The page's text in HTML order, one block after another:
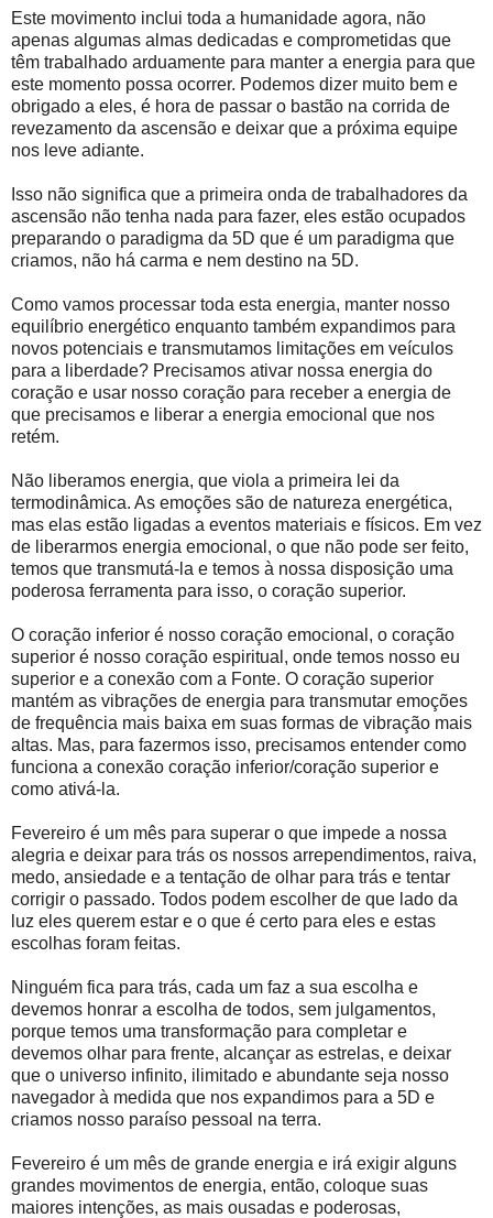
Este movimento inclui toda a humanidade agora, não
apenas algumas almas dedicadas e comprometidas que
têm trabalhado arduamente para manter a energia para que
este momento possa ocorrer. Podemos dizer muito bem e
obrigado a eles, é hora de passar o bastão na corrida de
revezamento da ascensão e deixar que a próxima equipe
nos leve adiante.
Isso não significa que a primeira onda de trabalhadores da
ascensão não tenha nada para fazer, eles estão ocupados
preparando o paradigma da 5D que é um paradigma que
criamos, não há carma e nem destino na 5D.
Como vamos processar toda esta energia, manter nosso
equilíbrio energético enquanto também expandimos para
novos potenciais e transmutamos limitações em veículos
para a liberdade? Precisamos ativar nossa energia do
coração e usar nosso coração para receber a energia de
que precisamos e liberar a energia emocional que nos
retém.
Não liberamos energia, que viola a primeira lei da
termodinâmica. As emoções são de natureza energética,
mas elas estão ligadas a eventos materiais e físicos. Em vez
de liberarmos energia emocional, o que não pode ser feito,
temos que transmutá-la e temos à nossa disposição uma
poderosa ferramenta para isso, o coração superior.
O coração inferior é nosso coração emocional, o coração
superior é nosso coração espiritual, onde temos nosso eu
superior e a conexão com a Fonte. O coração superior
mantém as vibrações de energia para transmutar emoções
de frequência mais baixa em suas formas de vibração mais
altas. Mas, para fazermos isso, precisamos entender como
funciona a conexão coração inferior/coração superior e
como ativá-la.
Fevereiro é um mês para superar o que impede a nossa
alegria e deixar para trás os nossos arrependimentos, raiva,
medo, ansiedade e a tentação de olhar para trás e tentar
corrigir o passado. Todos podem escolher de que lado da
luz eles querem estar e o que é certo para eles e estas
escolhas foram feitas.
Ninguém fica para trás, cada um faz a sua escolha e
devemos honrar a escolha de todos, sem julgamentos,
porque temos uma transformação para completar e
devemos olhar para frente, alcançar as estrelas, e deixar
que o universo infinito, ilimitado e abundante seja nosso
navegador à medida que nos expandimos para a 5D e
criamos nosso paraíso pessoal na terra.
Fevereiro é um mês de grande energia e irá exigir alguns
grandes movimentos de energia, então, coloque suas
maiores intenções, as mais ousadas e poderosas,